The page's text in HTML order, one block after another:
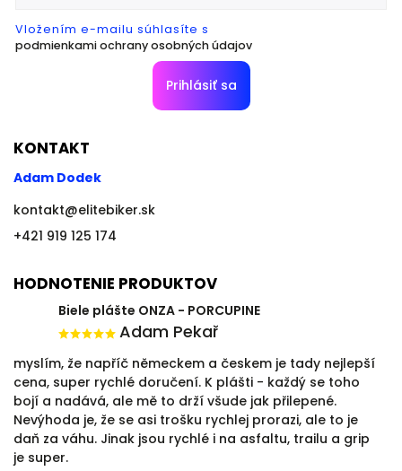
Vložením e-mailu súhlasíte s
podmienkami ochrany osobných údajov
Prihlásiť sa
KONTAKT
Adam Dodek
kontakt@elitebiker.sk
+421 919 125 174
HODNOTENIE PRODUKTOV
Biele plášte ONZA - PORCUPINE
Adam Pekař
myslím, že napříč německem a českem je tady nejlepší
cena, super rychlé doručení. K plášti - každý se toho
bojí a nadává, ale mě to drží všude jak přilepené.
Nevýhoda je, že se asi trošku rychlej prorazi, ale to je
daň za váhu. Jinak jsou rychlé i na asfaltu, trailu a grip
je super.